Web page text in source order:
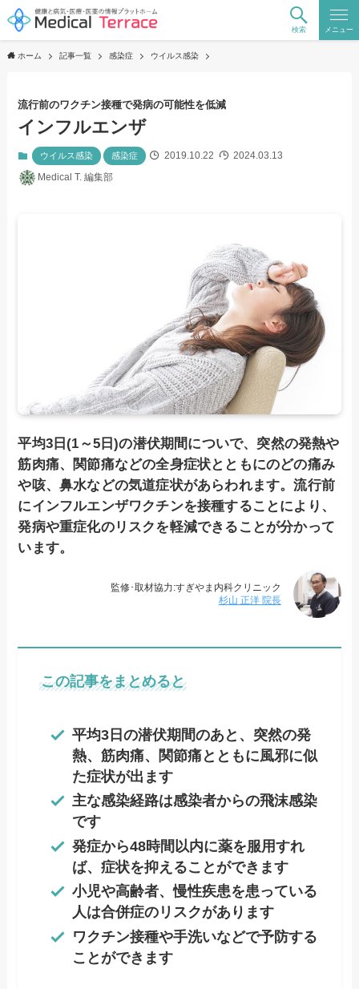
検索 メニュー
ホーム 記事一覧 感染症 ウイルス感染
流行前のワクチン接種で発病の可能性を低減
インフルエンザ
ウイルス感染 感染症 2019.10.22
2024.03.13
Medical T. 編集部
平均3日(1～5日)の潜伏期間についで、突然の発熱や
筋肉痛、関節痛などの全身症状とともにのどの痛み
や咳、鼻水などの気道症状があらわれます。流行前
にインフルエンザワクチンを接種することにより、
発病や重症化のリスクを軽減できることが分かって
います。
監修･取材協力:すぎやま内科クリニック
杉山 正洋 院長
この記事をまとめると
平均3日の潜伏期間のあと、突然の発
熱、筋肉痛、関節痛とともに風邪に似
た症状が出ます
主な感染経路は感染者からの飛沫感染
です
発症から48時間以内に薬を服用すれ
ば、症状を抑えることができます
小児や高齢者、慢性疾患を患っている
人は合併症のリスクがあります
ワクチン接種や手洗いなどで予防する
ことができます